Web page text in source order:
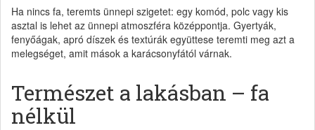
Ha nincs fa, teremts ünnepi szigetet: egy komód, polc vagy kis
asztal is lehet az ünnepi atmoszféra középpontja. Gyertyák,
fenyőágak, apró díszek és textúrák együttese teremti meg azt a
melegséget, amit mások a karácsonyfától várnak.
Természet a lakásban – fa
nélkül